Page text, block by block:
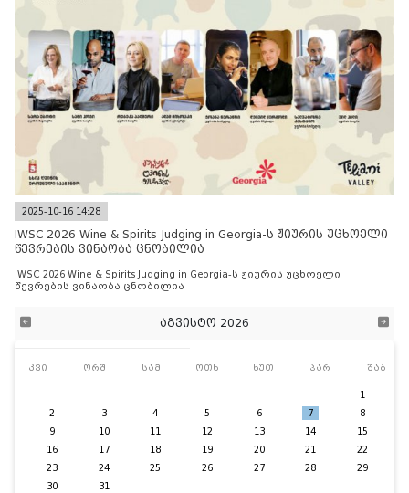
2025-10-16 14:28
IWSC 2026 Wine & Spirits Judging in Georgia-ს ჟიურის უცხოელი
წევრების ვინაობა ცნობილია
IWSC 2026 Wine & Spirits Judging in Georgia-ს ჟიურის უცხოელი
წევრების ვინაობა ცნობილია
აგვისტო 2026
კვი ორშ სამ ოთხ ხუთ პარ შაბ
1
2
3 4 5 6 7
8
9
10 11 12 13 14
15
16
17 18 19 20 21
22
23
24 25 26 27 28
29
30
31